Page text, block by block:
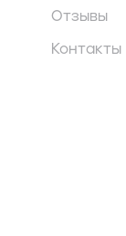
Отзывы
Контакты